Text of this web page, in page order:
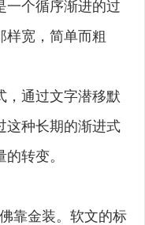
一个循序渐进的过
样宽，简单而粗
，通过文字潜移默
这种长期的渐进式
转变。
靠金装。软文的标